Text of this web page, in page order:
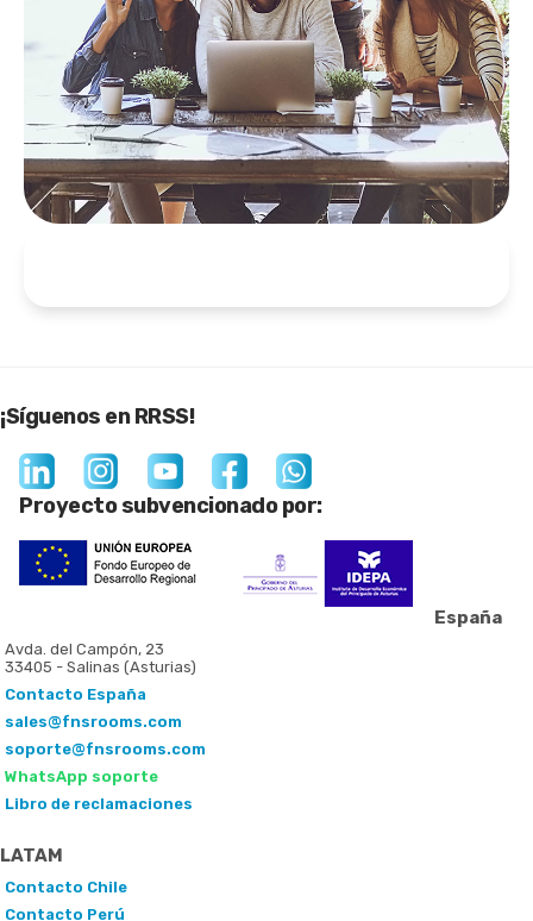
¡Síguenos en RRSS!
Proyecto subvencionado por:
España
Avda. del Campón, 23
33405 - Salinas (Asturias)
Contacto España
sales@fnsrooms.com
soporte@fnsrooms.com
WhatsApp soporte
Libro de reclamaciones
LATAM
Contacto Chile
Contacto Perú